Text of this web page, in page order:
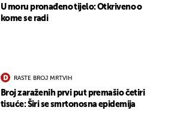
U moru pronađeno tijelo: Otkriveno o
kome se radi
RASTE BROJ MRTVIH
Broj zaraženih prvi put premašio četiri
tisuće: Širi se smrtonosna epidemija